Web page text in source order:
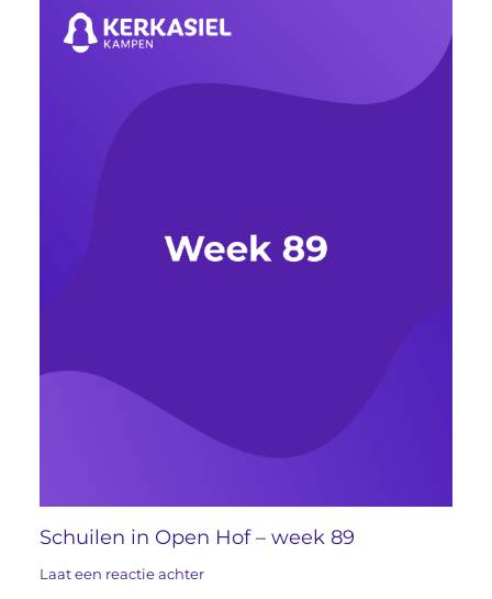
Schuilen in Open Hof – week 89
Laat een reactie achter